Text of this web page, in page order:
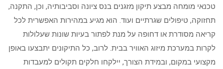
טכנאי מומחה מבצע תיקון מזגנים בנס ציונה וסביבותיה, וכן, התקנה,
תחזוקה, טיפולים שגרתיים ועוד. הוא מגיע במהירות האפשרית לכל
קריאה מסודרת או דחופה על מנת לפתור בעיות שונות שעלולות
לקרות במערכת מיזוג האוויר בבית. לרוב, כל התיקונים יתבצעו באופן
מקצועי במקום, ובמידת הצורך, יילקחו חלקים תקולים למעבדות